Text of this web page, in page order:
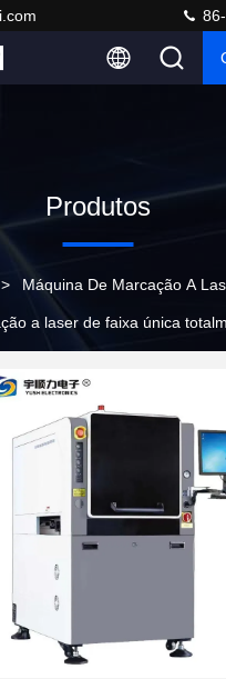
Produtos
> Máquina De Marcação A
a laser de faixa única